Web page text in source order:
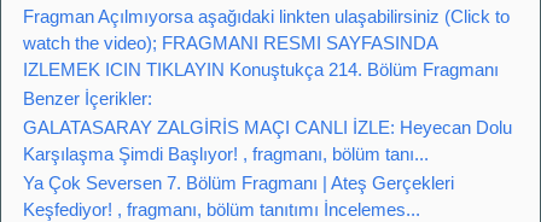
Fragman Açılmıyorsa aşağıdaki linkten ulaşabilirsiniz (Click to
watch the video); FRAGMANI RESMI SAYFASINDA
IZLEMEK ICIN TIKLAYIN Konuştukça 214. Bölüm Fragmanı
Benzer İçerikler:
GALATASARAY ZALGİRİS MAÇI CANLI İZLE: Heyecan Dolu
Karşılaşma Şimdi Başlıyor! , fragmanı, bölüm tanı...
Ya Çok Seversen 7. Bölüm Fragmanı | Ateş Gerçekleri
Keşfediyor! , fragmanı, bölüm tanıtımı İncelemes...